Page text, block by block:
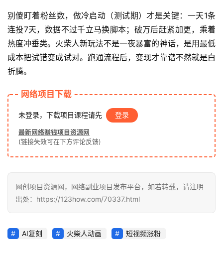
目
中
创
网
缘
创
业
网
别傻盯着粉丝数，做冷启动（测试期）才是关键：一天1条
连投7天，数据不过千立马换脚本；破万后赶紧加更，乘着
热度冲垂类。火柴人新玩法不是一夜暴富的神话，是用最低
成本把试错变成试对。跑通流程后，变现才靠谱不然就是白
折腾。
网络项目下载
未登录，下载项目课程请先 登录
最新网络赚钱项目资源网
(链接失效可在下方评论反馈)
网创项目资源网，网络副业项目发布平台，如若转载，请注明
出处：https://123how.com/70337.html
AI复刻 火柴人动画 短视频涨粉